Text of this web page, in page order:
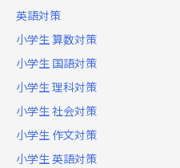
英語対策
小学生 算数対策
小学生 国語対策
小学生 理科対策
小学生 社会対策
小学生 作文対策
小学生 英語対策